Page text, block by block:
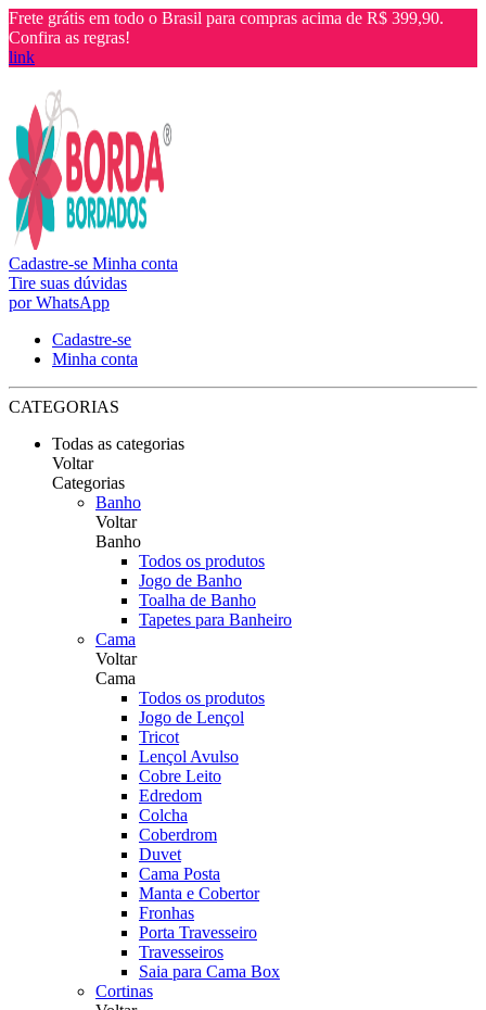
Frete grátis em todo o Brasil para compras acima de R$ 399,90.
Confira as regras!
link
Cadastre-se Minha conta
Tire suas dúvidas
por WhatsApp
Cadastre-se
Minha conta
CATEGORIAS
Todas as categorias
Voltar
Categorias
Banho
Voltar
Banho
Todos os produtos
Jogo de Banho
Toalha de Banho
Tapetes para Banheiro
Cama
Voltar
Cama
Todos os produtos
Jogo de Lençol
Tricot
Lençol Avulso
Cobre Leito
Edredom
Colcha
Coberdrom
Duvet
Cama Posta
Manta e Cobertor
Fronhas
Porta Travesseiro
Travesseiros
Saia para Cama Box
Cortinas